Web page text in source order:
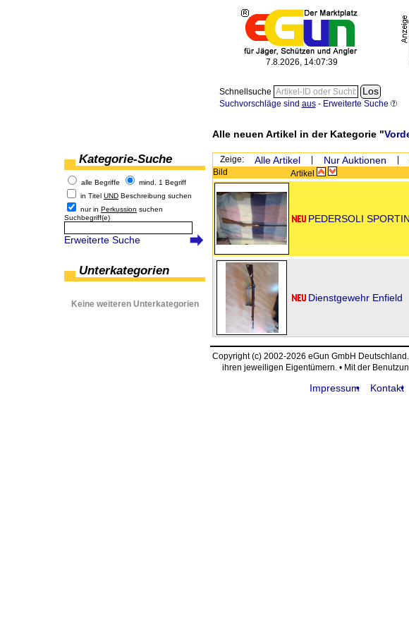
7.8.2026, 14:07:39
Schnellsuche
Suchvorschläge sind aus- Erweiterte Suche
Alle neuen Artikel in der Kategorie "
Kategorie-Suche
alle Begriffe
mind. 1 Begriff
in Titel UND Beschreibung suchen
nur in Perkussion suchen
Suchbegriff(e)
Erweiterte Suche
Unterkategorien
Keine weiteren Unterkategorien
Zeige: Alle Artikel Nur Auktionen
Bild Artikel
PEDERSOLI
Dienstgewehr Enfield
Copyright (c) 2002-2026 eGun GmbH
ihren jeweiligen Eigentümern. • Mit der
Impressum Kontakt